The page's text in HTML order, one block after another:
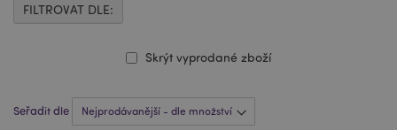
Seřadit dle
Skrýt vyprodané zboží
FILTROVAT DLE: